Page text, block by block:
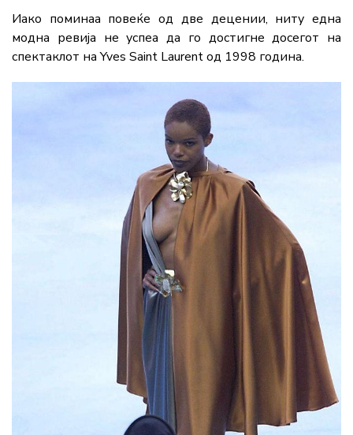
Иако поминаа повеќе од две децении, ниту една
модна ревија не успеа да го достигне досегот на
спектаклот на Yves Saint Laurent од 1998 година.